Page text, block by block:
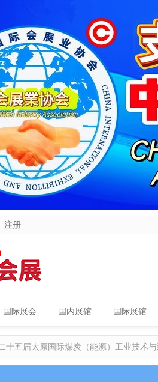
注册
国际展会 国内展馆 国际展馆
十五届太原国际煤炭（能源）工业技术